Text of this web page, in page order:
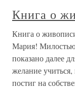
Книга о
Книга о
Мария!
показано далее
желание
постиг на